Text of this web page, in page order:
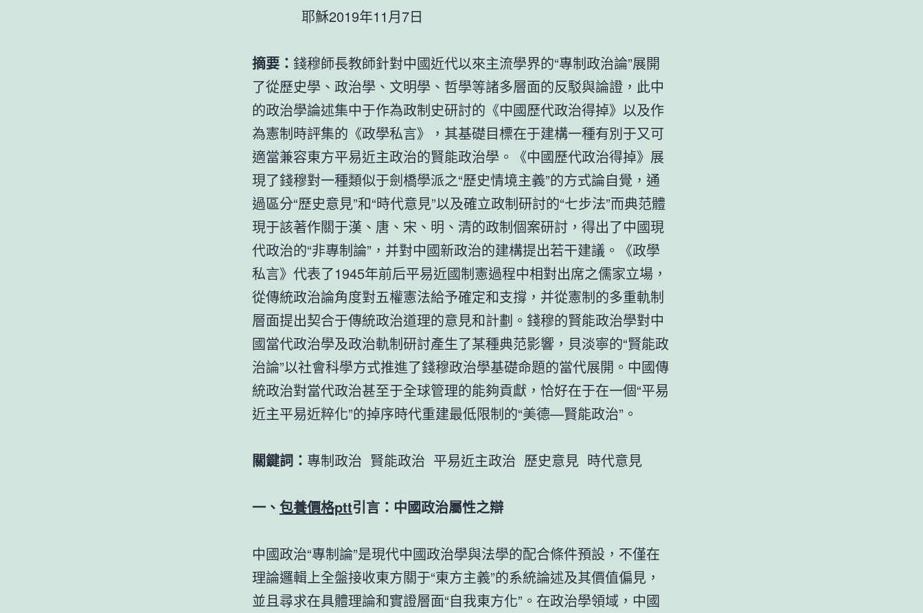
耶穌2019年11月7日
摘要： 錢穆師長教師針對中國近代以來主流學界的“專制政治論”展開
了從歷史學、政治學、文明學、哲學等諸多層面的反駁與論證，此中
的政治學論述集中于作為政制史研討的《中國歷代政治得掉》以及作
為憲制時評集的《政學私言》，其基礎目標在于建構一種有別于又可
適當兼容東方平易近主政治的賢能政治學。《中國歷代政治得掉》展
現了錢穆對一種類似于劍橋學派之“歷史情境主義”的方式論自覺，通
過區分“歷史意見”和“時代意見”以及確立政制研討的“七步法”而典范體
現于該著作關于漢、唐、宋、明、清的政制個案研討，得出了中國現
代政治的“非專制論”，并對中國新政治的建構提出若干建議。《政學
私言》代表了1945年前后平易近國制憲過程中相對出席之儒家立場，
從傳統政治論角度對五權憲法給予確定和支撐，并從憲制的多重軌制
層面提出契合于傳統政治道理的意見和計劃。錢穆的賢能政治學對中
國當代政治學及政治軌制研討產生了某種典范影響，貝淡寧的“賢能政
治論”以社會科學方式推進了錢穆政治學基礎命題的當代展開。中國傳
統政治對當代政治甚至于全球管理的能夠貢獻，恰好在于在一個“平易
近主平易近粹化”的掉序時代重建最低限制的“美德—賢能政治”。
關鍵詞： 專制政治 賢能政治 平易近主政治 歷史意見 時代意見
一、 包養價格ptt引言：中國政治屬性之辯
中國政治“專制論”是現代中國政治學與法學的配合條件預設，不僅在
理論邏輯上全盤接收東方關于“東方主義”的系統論述及其價值偏見，
並且尋求在具體理論和實證層面“自我東方化”。在政治學領域，中國